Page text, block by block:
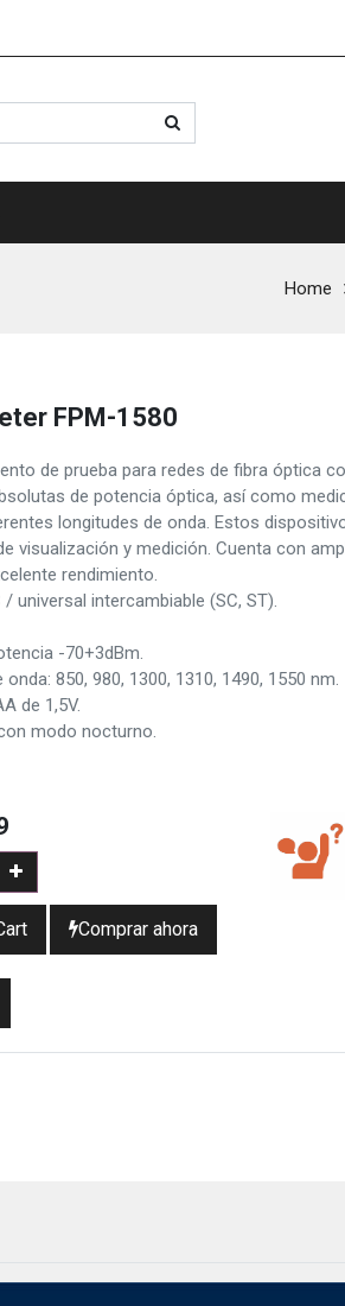
Home
FPM-1580
de prueba para redes de fibra óptica
de potencia óptica, así como
longitudes de onda. Estos
visualización y medición. Cuenta con
rendimiento.
universal intercambiable (SC, ST).
-70+3dBm.
850, 980, 1300, 1310, 1490, 1550 nm.
de 1,5V.
modo nocturno.
Comprar ahora